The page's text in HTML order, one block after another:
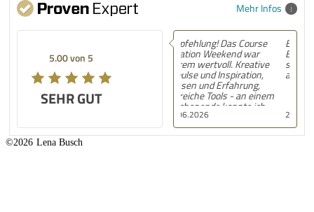
Mehr Infos
SEHR GUT
Empfehlung! Das Course
Creation Weekend war
extrem wertvoll. Kreative
Impulse und Inspiration,
Wissen und Erfahrung,
hilfreiche Tools - an einem
Wochenende konnte ich
damit den Grundstein für
mein neues Produkt
legen. Ein riesengroßer
22.06.2026
Empfehlung! Spannende
Erkenntnisse und
strukturierte, gut
aufbereitete Anleitung!
©2026 Lena Busch